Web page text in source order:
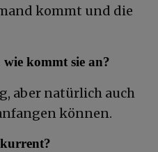
kommt und die
kommt sie an?
aber natürlich auch
können.